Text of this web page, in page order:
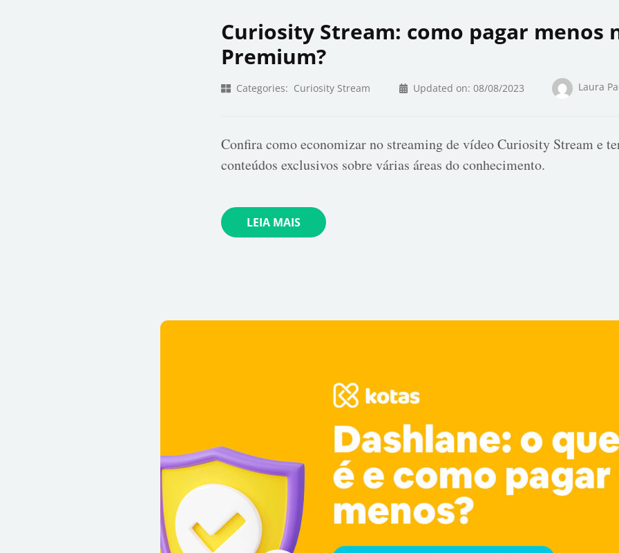
Curiosity Stream: como pagar menos
Premium?
Categories: Curiosity Stream Updated on:08/08/2023 Laura
Confira como economizar no streaming de vídeo Curiosity Stream e
conteúdos exclusivos sobre várias áreas do conhecimento.
LEIA MAIS